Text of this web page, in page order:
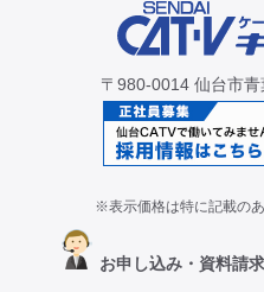
〒980-0014 仙台市
※表示価格は特に記載の
お申し込み・資料請
CM・広告掲載